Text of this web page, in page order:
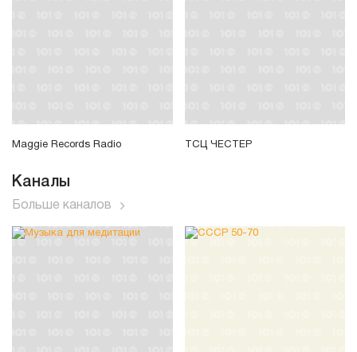
Maggie Records Radio ТСЦ ЧЕСТЕР
Каналы
Больше каналов